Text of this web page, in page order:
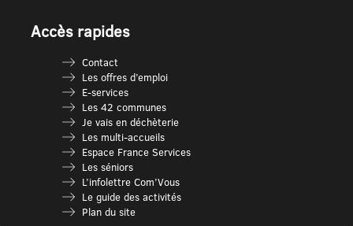
Accès rapides
Contact
Les offres d’emploi
E-services
Les 42 communes
Je vais en déchèterie
Les multi-accueils
Espace France Services
Les séniors
L’infolettre Com’Vous
Le guide des activités
Plan du site